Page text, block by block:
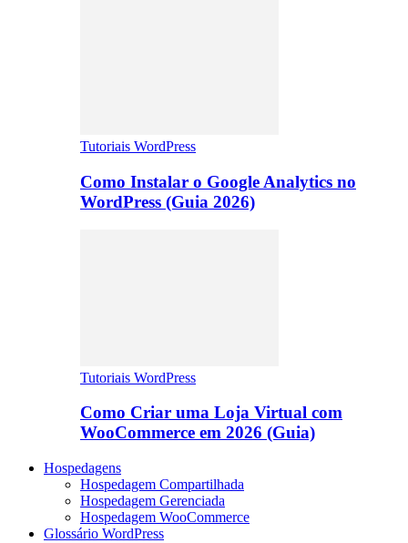
Tutoriais WordPress
Como Instalar o Google Analytics no
WordPress (Guia 2026)
Tutoriais WordPress
Como Criar uma Loja Virtual com
WooCommerce em 2026 (Guia)
Hospedagens
Hospedagem Compartilhada
Hospedagem Gerenciada
Hospedagem WooCommerce
Glossário WordPress